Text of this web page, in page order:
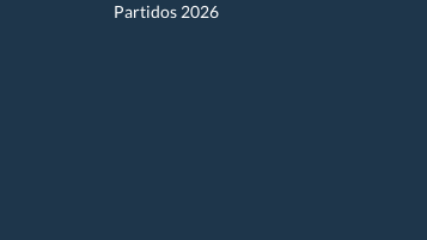
Partidos 2026